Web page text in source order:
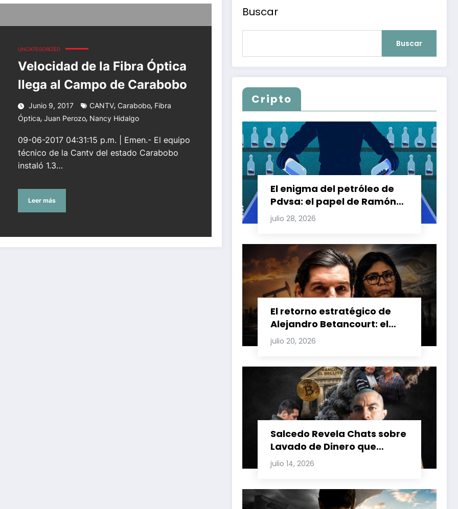
UNCATEGORIZED
Velocidad de la Fibra Óptica
llega al Campo de Carabobo
Junio 9, 2017 CANTV, Carabobo, Fibra
Óptica, Juan Perozo, Nancy Hidalgo
09-06-2017 04:31:15 p.m. | Emen.- El equipo
técnico de la Cantv del estado Carabobo
instaló 1.3…
Leer más
Buscar
Buscar
Cripto
El enigma del petróleo de
Pdvsa: el papel de Ramón
Carretero en el triángulo de
Carretero y su impacto en
julio 28, 2026
El retorno estratégico de
Alejandro Betancourt: el
bolichico que desafía la
justicia y renueva su poder
venezolana
julio 20, 2026
Salcedo Revela Chats sobre
Lavado de Dinero que
Involucran a Glas, Correa y
Juan Fernando Petro en el
julio 14, 2026